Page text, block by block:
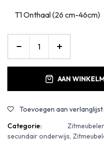
AAN
Toevoegen aan verlanglijst
Categorie:
secundair onderwijs,